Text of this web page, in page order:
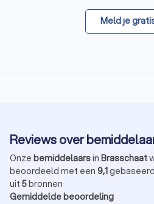
Meld je
Reviews over
Onze bemiddelaarsin Brasschaat
beoordeeld met een 9,1
uit 5bronnen
Gemiddelde beoordeling